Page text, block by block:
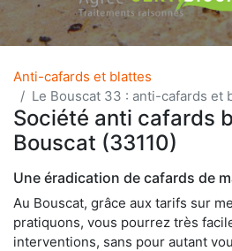
Anti-cafards et blattes
Le Bouscat 33 : anti-cafards et
Société anti cafards
Bouscat (33110)
Une éradication de cafards de
Au Bouscat, grâce aux tarifs sur
pratiquons, vous pourrez très
interventions, sans pour autant